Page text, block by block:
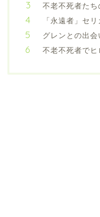
不老不死者た
「永遠者」セ
グレンとの出会
不老不死者でヒ